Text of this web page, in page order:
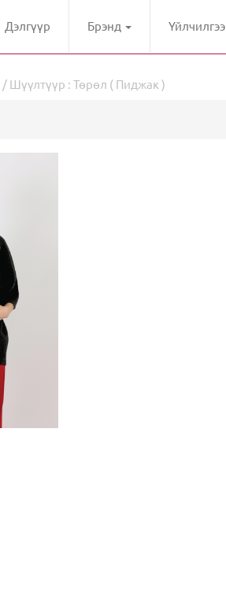
Дэлгүүр Брэнд Үйлчилгээ
/ Шүүлтүүр : Төрөл ( Пиджак )